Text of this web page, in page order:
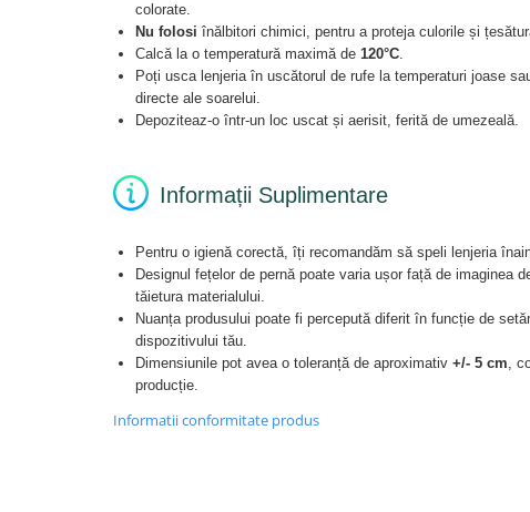
colorate.
Nu folosi înălbitori chimici, pentru a proteja culorile și
Calcă la o temperatură maximă de 120°C.
Poți usca lenjeria în uscătorul de rufe la temperaturi joase
directe ale soarelui.
Depoziteaz-o într-un loc uscat și aerisit, ferită de umezeală.
Informații Suplimentare
Pentru o igienă corectă, îți recomandăm să speli lenjeria
Designul fețelor de pernă poate varia ușor față de imaginea
tăietura materialului.
Nuanța produsului poate fi percepută diferit în funcție de
dispozitivului tău.
Dimensiunile pot avea o toleranță de aproximativ +/- 5 cm ,
producție.
Informatii conformitate produs